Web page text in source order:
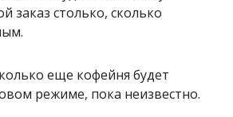
заказ столько, сколько
еще кофейня будет
режиме, пока неизвестно.